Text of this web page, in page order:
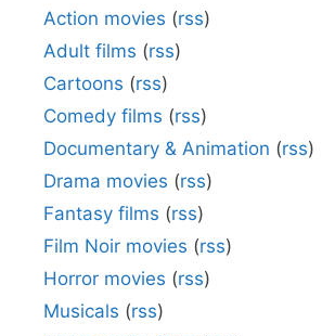
Action movies (rss)
Adult films (rss)
Cartoons (rss)
Comedy films (rss)
Documentary & Animation (rss)
Drama movies (rss)
Fantasy films (rss)
Film Noir movies (rss)
Horror movies (rss)
Musicals (rss)